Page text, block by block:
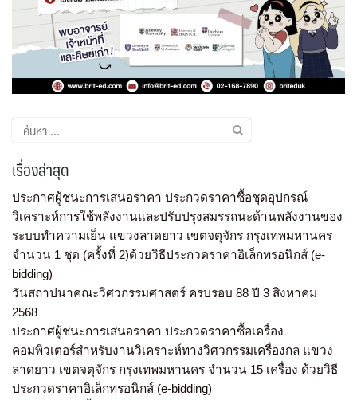
เรื่องล่าสุด
ประกาศผู้ชนะการเสนอราคา ประกวดราคาซื้อชุดอุปกรณ์
วิเคราะห์การใช้พลังงานและปรับปรุงสมรรถนะด้านพลังงานของ
ระบบทำความเย็น แขวงลาดยาว เขตจตุจักร กรุงเทพมหานคร
จำนวน 1 ชุด (ครั้งที่ 2)ด้วยวิธีประกวดราคาอิเล็กทรอนิกส์ (e-
bidding)
วันสถาปนาคณะวิศวกรรมศาสตร์ ครบรอบ 88 ปี 3 สิงหาคม
2568
ประกาศผู้ชนะการเสนอราคา ประกวดราคาซื้อเครื่อง
คอมพิวเตอร์สำหรับงานวิเคราะห์ทางวิศวกรรมเครื่องกล แขวง
ลาดยาว เขตจตุจักร กรุงเทพมหานคร จำนวน 15 เครื่อง ด้วยวิธี
ประกวดราคาอิเล็กทรอนิกส์ (e-bidding)